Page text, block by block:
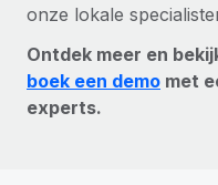
onze lokale
Ontdek meer en
boek een demo met
experts.